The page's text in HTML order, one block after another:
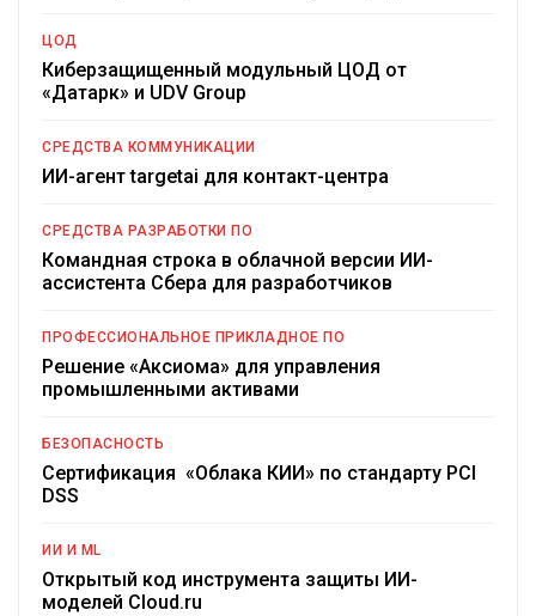
ЦОД
Киберзащищенный модульный ЦОД от
«Датарк» и UDV Group
СРЕДСТВА КОММУНИКАЦИИ
ИИ-агент targetai для контакт-центра
СРЕДСТВА РАЗРАБОТКИ ПО
Командная строка в облачной версии ИИ-
ассистента Сбера для разработчиков
ПРОФЕССИОНАЛЬНОЕ ПРИКЛАДНОЕ ПО
Решение «Аксиома» для управления
промышленными активами
БЕЗОПАСНОСТЬ
Сертификация «Облака КИИ» по стандарту PCI
DSS
ИИ И ML
Открытый код инструмента защиты ИИ-
моделей Cloud.ru